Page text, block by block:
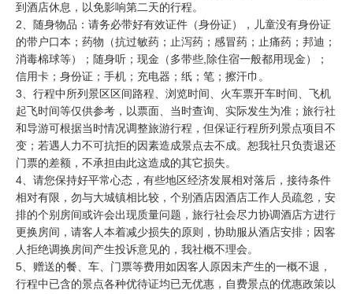
到酒店休息，以免影响第二天的行程。
2、随身物品：请务必带好有效证件（身份证），儿童没有身份证
的带户口本；药物（抗过敏药；止泻药；感冒药；止痛药；邦迪；
消毒棉球等）；随身听；现金（多带些,除住宿一般都用现金）；
信用卡；身份证；手机；充电器；纸；笔；擦汗巾。
3、行程中所列景区区间路程、浏览时间、火车票开车时间、飞机
起飞时间等仅供参考，以票面、当时查询、实际发生为准；旅行社
和导游可根据当时情况调整旅游行程，但保证行程所列景点项目不
变；若遇人力不可抗拒的因素造成景点去不成。恕我社只负责退还
门票的差额，不承担由此这造成的其它损失。
4、请您保持好平常心态，有些地区经济发展相对落后，接待条件
相对有限，勿与大城镇相比较，个别酒店因酒店工作人员疏忽，安
排的个别房间或许会出现质量问题，旅行社会尽力协调酒店方进行
更换房间，请客人本着减少损失的原则，协助服从酒店安排；因客
人拒绝调换房间产生投诉意见的，我社概不理会。
5、赠送的餐、车、门票等费用如因客人原因未产生的一概不退，
行程中已含的景点各种优待证均已无优惠，自费景点的优惠政策以